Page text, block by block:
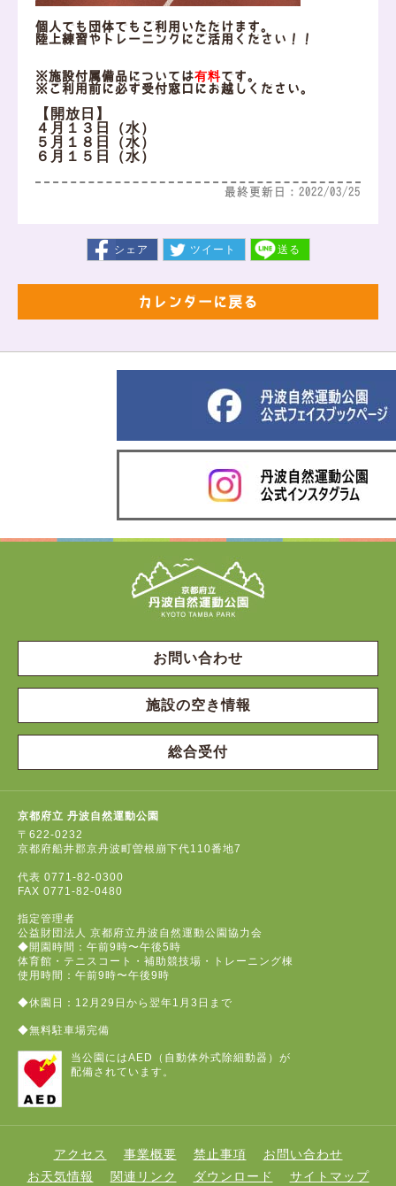
個人でも団体でもご利用いただけます。
陸上練習やトレーニングにご活用ください！！
※施設付属備品については有料です。
※ご利用前に必ず受付窓口にお越しください。
【開放日】
４月１３日（水）
５月１８日（水）
６月１５日（水）
最終更新日：2022/03/25
シェア ツイート 送る
カレンダーに戻る
お問い合わせ
施設の空き情報
総合受付
京都府立 丹波自然運動公園
〒622-0232
京都府船井郡京丹波町曽根崩下代110番地7
代表 0771-82-0300
FAX 0771-82-0480
指定管理者
公益財団法人 京都府立丹波自然運動公園協力会
◆開園時間：午前9時〜午後5時
体育館・テニスコート・補助競技場・トレーニング棟
使用時間：午前9時〜午後9時
◆休園日：12月29日から翌年1月3日まで
◆無料駐車場完備
当公園にはAED（自動体外式除細動器）が
配備されています。
アクセス 事業概要 禁止事項
お問い合わせ
お天気情報
関連リンク ダウンロード サイトマップ